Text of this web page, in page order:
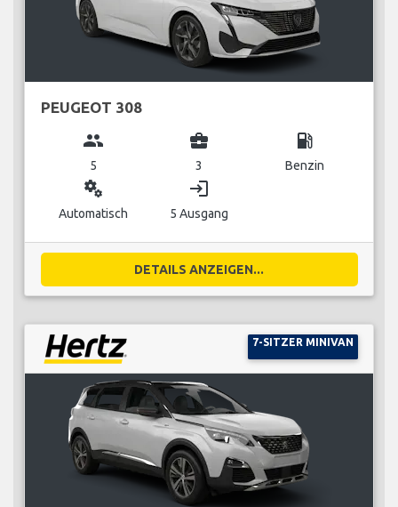
PEUGEOT 308
group
5
business_center
3
local_gas_station
Benzin
miscellaneous_services
Automatisch
login
5 Ausgang
DETAILS ANZEIGEN...
7-SITZER MINIVAN